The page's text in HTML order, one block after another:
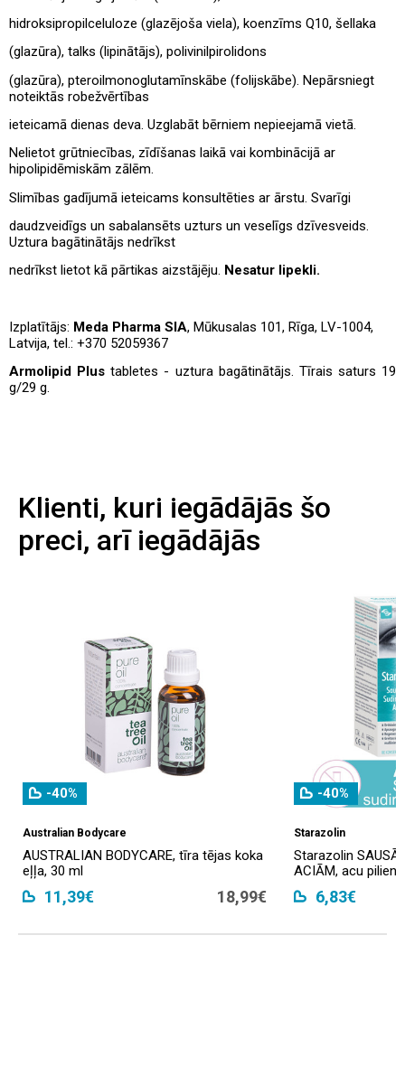
hidroksipropilceluloze (glazējoša viela), koenzīms Q10, šellaka
(glazūra), talks (lipinātājs), polivinilpirolidons
(glazūra), pteroilmonoglutamīnskābe (folijskābe). Nepārsniegt
noteiktās robežvērtības
ieteicamā dienas deva. Uzglabāt bērniem nepieejamā vietā.
Nelietot grūtniecības, zīdīšanas laikā vai kombinācijā ar
hipolipidēmiskām zālēm.
Slimības gadījumā ieteicams konsultēties ar ārstu. Svarīgi
daudzveidīgs un sabalansēts uzturs un veselīgs dzīvesveids.
Uztura bagātinātājs nedrīkst
nedrīkst lietot kā pārtikas aizstājēju. Nesatur lipekli.
Izplatītājs: Meda Pharma SIA, Mūkusalas 101, Rīga, LV-1004,
Latvija, tel.: +370 52059367
Armolipid Plus tabletes - uztura bagātinātājs. Tīrais saturs 19
g/29 g.
Klienti, kuri iegādājās šo
preci, arī iegādājās
-40%
Australian Bodycare
AUSTRALIAN BODYCARE, tīra tējas koka
eļļa, 30 ml
11,39€ 18,99€
-40%
Starazolin
Starazolin
ACIĀM, acu
6,83€